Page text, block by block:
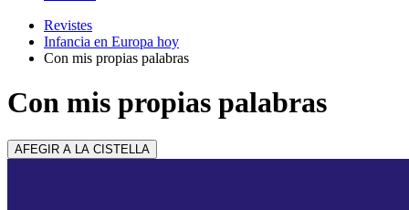
Revistes
Infancia en Europa hoy
Con mis propias palabras
Con mis propias palabras
AFEGIR A LA CISTELLA